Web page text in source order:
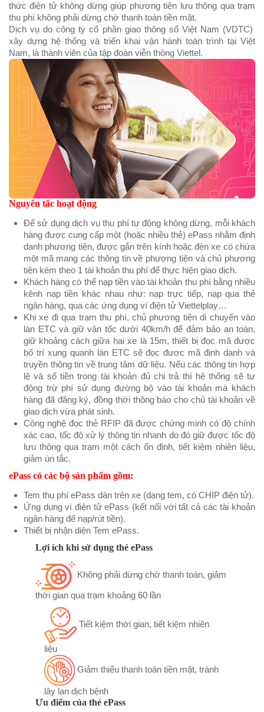
thức điện tử không dừng giúp phương tiện lưu thông qua trạm
thu phí không phải dừng chờ thanh toán tiền mặt.
Dịch vụ do công ty cổ phần giao thông số Việt Nam (VDTC)
xây dựng hệ thống và triển khai vận hành toàn trình tại Việt
Nam, là thành viên của tập đoàn viễn thông Viettel.
Nguyên tắc hoạt động
Để sử dụng dịch vụ thu phí tự động không dừng, mỗi khách
hàng được cung cấp một (hoặc nhiều thẻ) ePass nhằm định
danh phương tiện, được gắn trên kính hoặc đèn xe có chứa
một mã mang các thông tin về phương tiện và chủ phương
tiện kèm theo 1 tài khoản thu phí để thực hiện giao dịch.
Khách hàng có thể nạp tiền vào tài khoản thu phí bằng nhiều
kênh nạp tiền khác nhau như: nạp trực tiếp, nạp qua thẻ
ngân hàng, qua các ứng dụng ví điện tử Viettelplay…
Khi xe đi qua trạm thu phí, chủ phương tiện di chuyển vào
làn ETC và giữ vận tốc dưới 40km/h để đảm bảo an toàn,
giữ khoảng cách giữa hai xe là 15m, thiết bị đọc mã được
bố trí xung quanh làn ETC sẽ đọc được mã định danh và
truyền thông tin về trung tâm dữ liệu. Nếu các thông tin hợp
lệ và số tiền trong tài khoản đủ chi trả thì hệ thống sẽ tự
động trừ phí sử dụng đường bộ vào tài khoản mà khách
hàng đã đăng ký, đồng thời thông báo cho chủ tài khoản về
giao dịch vừa phát sinh.
Công nghệ đọc thẻ RFIP đã được chứng minh có độ chính
xác cao, tốc độ xử lý thông tin nhanh do đó giữ được tốc độ
lưu thông qua trạm một cách ổn định, tiết kiệm nhiên liệu,
giảm ùn tắc.
ePass có các bộ sản phẩm gồm:
Tem thu phí ePass dán trên xe (dạng tem, có CHIP điện tử).
Ứng dụng ví điện tử ePass (kết nối với tất cả các tài khoản
ngân hàng để nạp/rút tiền).
Thiết bị nhận diện Tem ePass.
Lợi ích khi sử dụng thẻ ePass
Không phải dừng chờ thanh toán, giảm
thời gian qua trạm khoảng 60 lần
Tiết kiệm thời gian, tiết kiệm nhiên
liệu
Giảm thiểu thanh toán tiền mặt, tránh
lây lan dịch bệnh
Ưu điểm của thẻ ePass